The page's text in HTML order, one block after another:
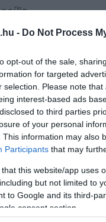
- Do Not Process
opt-out of the sale,
for targeted
selection. Please note
interest-based ads
to third parties
of your personal
This information may also
Participants that may
that this website/app uses
but not limited to
to Google and its third-
consent section.
tisztifőorvos
– közölte a
intézkedést
valamint a NNK
három egymást
fokot – írták.